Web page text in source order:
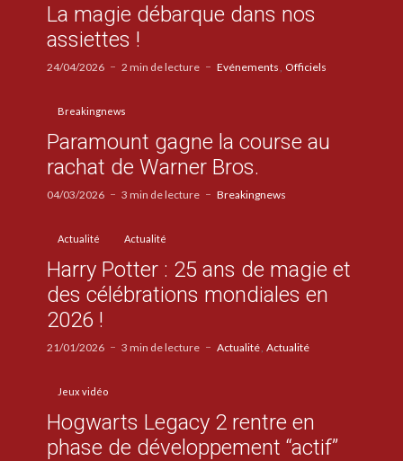
La magie débarque dans nos
assiettes !
24/04/2026 2 min de lecture Evénements Officiels
Breakingnews
Paramount gagne la course au
rachat de Warner Bros.
04/03/2026 3 min de lecture Breakingnews
Actualité Actualité
Harry Potter : 25 ans de magie et
des célébrations mondiales en
2026 !
21/01/2026 3 min de lecture Actualité Actualité
Jeux vidéo
Hogwarts Legacy 2 rentre en
phase de développement “actif”